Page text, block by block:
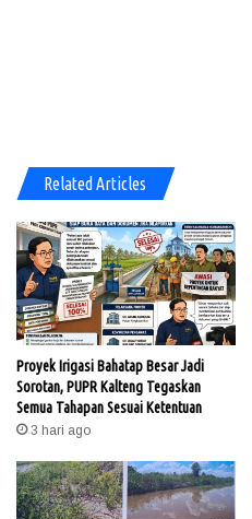
Related Articles
Proyek Irigasi Bahatap Besar Jadi
Sorotan, PUPR Kalteng Tegaskan
Semua Tahapan Sesuai Ketentuan
3 hari ago